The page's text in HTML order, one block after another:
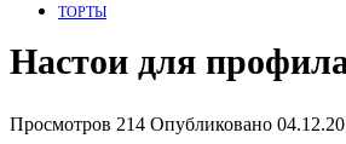
ТОРТЫ
Настои для
Просмотров 214 Опубликовано